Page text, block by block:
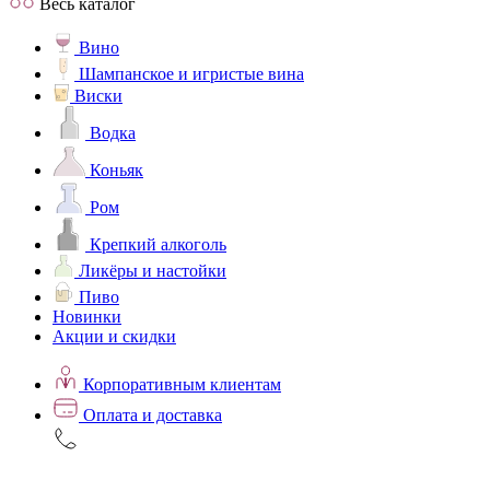
Весь каталог
Вино
Шампанское и игристые вина
Виски
Водка
Коньяк
Ром
Крепкий алкоголь
Ликёры и настойки
Пиво
Новинки
Акции и скидки
Корпоративным клиентам
Оплата и доставка